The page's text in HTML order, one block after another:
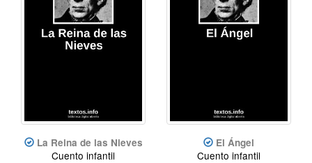
La Reina de las Nieves
Cuento infantil
El Ángel
Cuento infantil